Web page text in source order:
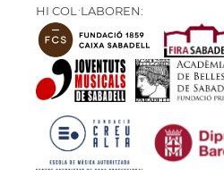
HI COL·LABOREN: